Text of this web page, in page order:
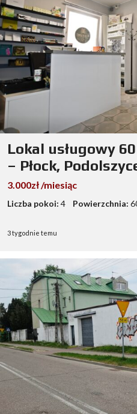
Lokal usługowy
– Płock,
3.000zł /miesiąc
Liczba pokoi: 4 Powierzchnia:
3 tygodnie temu